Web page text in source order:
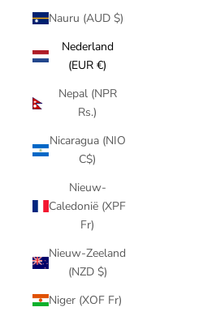
Nauru (AUD $)
Nederland
(EUR €)
Nepal (NPR
Rs.)
Nicaragua (NIO
C$)
Nieuw-
Caledonië (XPF
Fr)
Nieuw-Zeeland
(NZD $)
Niger (XOF Fr)